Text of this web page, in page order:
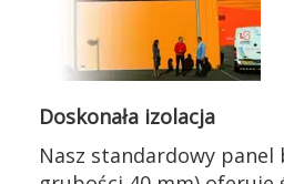
Doskonała izolacja
Nasz standardowy panel